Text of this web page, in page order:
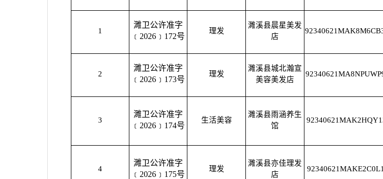
1
濉卫公许准字
﹝2026﹞172号
理发
濉溪县晨星美发
店
2
濉卫公许准字
﹝2026﹞173号
理发
濉溪县城北瀚宣
美容美发店
3
濉卫公许准字
﹝2026﹞174号
生活美容
濉溪县雨涵养生
馆
4
濉卫公许准字
﹝2026﹞175号
理发
濉溪县亦佳理发
店